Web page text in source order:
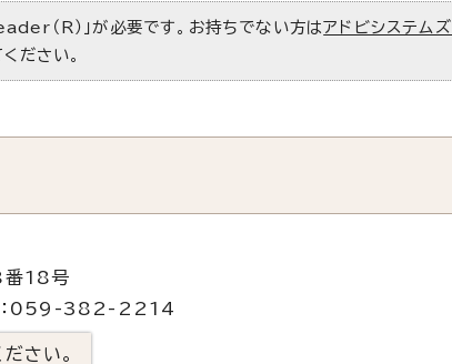
（R）」が必要です。お持ちでない方はアドビシステム
ださい。
18号
：059-382-2214
さい。